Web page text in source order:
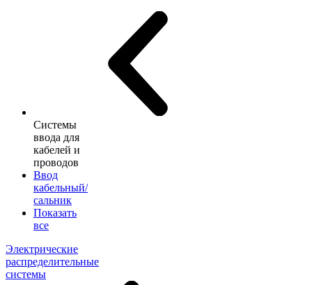
Системы
ввода для
кабелей и
проводов
Ввод
кабельный/
сальник
Показать
все
Электрические
распределительные
системы